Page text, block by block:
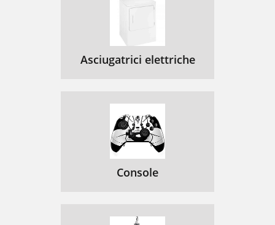
Asciugatrici elettriche
Console